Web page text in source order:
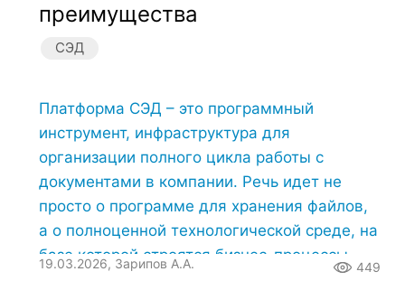
преимущества
СЭД
Платформа СЭД – это программный
инструмент, инфраструктура для
организации полного цикла работы с
документами в компании. Речь идет не
просто о программе для хранения файлов,
а о полноценной технологической среде, на
базе которой строятся бизнес-процессы.
19.03.2026, Зарипов А.А. 449